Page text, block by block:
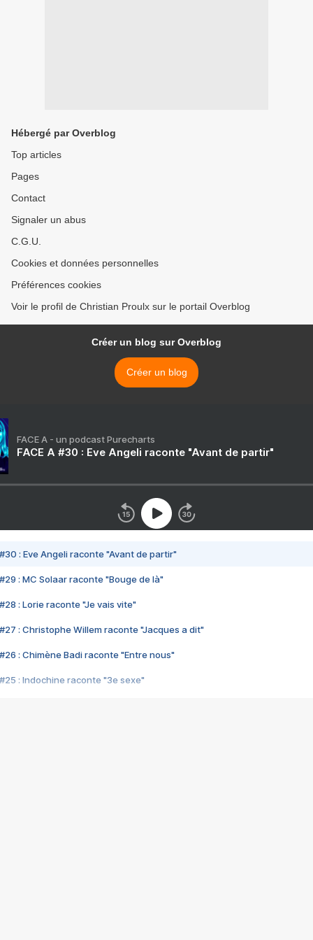
Hébergé par Overblog
Top articles
Pages
Contact
Signaler un abus
C.G.U.
Cookies et données personnelles
Préférences cookies
Voir le profil de Christian Proulx sur le portail Overblog
Créer un blog sur Overblog
Créer un blog
FACE A - un podcast Purecharts
FACE A #30 : Eve Angeli raconte "Avant de partir"
#30 : Eve Angeli raconte "Avant de partir"
#29 : MC Solaar raconte "Bouge de là"
#28 : Lorie raconte "Je vais vite"
#27 : Christophe Willem raconte "Jacques a dit"
#26 : Chimène Badi raconte "Entre nous"
#25 : Indochine raconte "3e sexe"